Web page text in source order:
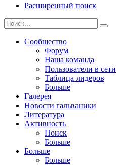
Расширенный поиск
Сообщество
Форум
Наша команда
Пользователи в сети
Таблица лидеров
Больше
Галерея
Новости гальваники
Литература
Активность
Поиск
Больше
Больше
Больше